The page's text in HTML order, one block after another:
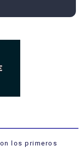
los primeros